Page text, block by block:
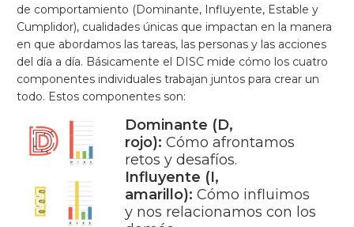
de comportamiento (Dominante, Influyente, Estable y
Cumplidor), cualidades únicas que impactan en la manera
en que abordamos las tareas, las personas y las acciones
del día a día. Básicamente el DISC mide cómo los cuatro
componentes individuales trabajan juntos para crear un
todo. Estos componentes son:
Dominante (D,
rojo): Cómo afrontamos
retos y desafíos.
Influyente (I,
amarillo): Cómo influimos
y nos relacionamos con los